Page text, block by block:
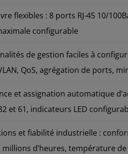
flexibles : 8 ports RJ-45 10/
configurable
de gestion faciles à
QoS, agrégation de ports,
et assignation automatique
et 61, indicateurs LED
et fiabilité industrielle :
millions d’heures, température